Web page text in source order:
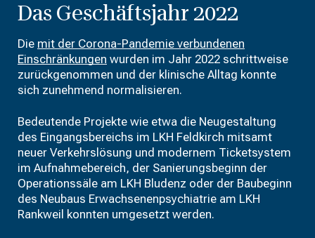
Das Geschäftsjahr 2022
Die mit der Corona-Pandemie verbundenen
Einschränkungen wurden im Jahr 2022 schrittweise
zurückgenommen und der klinische Alltag konnte
sich zunehmend normalisieren.
Bedeutende Projekte wie etwa die Neugestaltung
des Eingangsbereichs im LKH Feldkirch mitsamt
neuer Verkehrslösung und modernem Ticketsystem
im Aufnahmebereich, der Sanierungsbeginn der
Operationssäle am LKH Bludenz oder der Baubeginn
des Neubaus Erwachsenenpsychiatrie am LKH
Rankweil konnten umgesetzt werden.